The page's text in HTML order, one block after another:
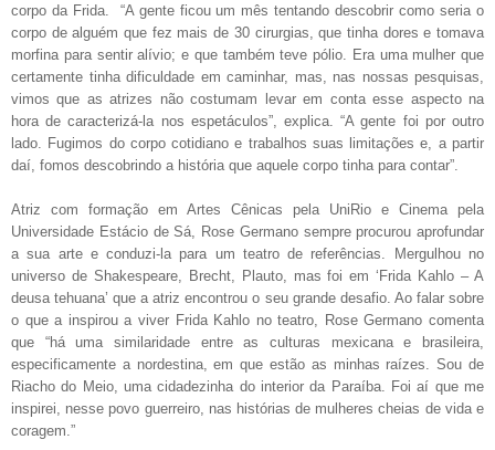
corpo da Frida.
“A gente ficou um mês tentando descobrir como seria o
corpo de alguém que fez mais de 30 cirurgias, que tinha dores e tomava
morfina para sentir alívio; e que também teve pólio. Era uma mulher que
certamente tinha dificuldade em caminhar, mas, nas nossas pesquisas,
vimos que as atrizes não costumam levar em conta esse aspecto na
hora de caracterizá-la nos espetáculos”, explica. “A gente foi por outro
lado. Fugimos do corpo cotidiano e trabalhos suas limitações e, a partir
daí, fomos descobrindo a história que aquele corpo tinha para contar”.
Atriz com formação em Artes Cênicas pela UniRio e Cinema pela
Universidade Estácio de Sá, Rose Germano sempre procurou aprofundar
a sua arte e conduzi-la para um teatro de referências. Mergulhou no
universo de Shakespeare, Brecht, Plauto, mas foi em ‘Frida Kahlo – A
deusa tehuana’ que a atriz encontrou o seu grande desafio. Ao falar sobre
o que a inspirou a viver Frida Kahlo no teatro, Rose Germano comenta
que “há uma similaridade entre as culturas mexicana e brasileira,
especificamente a nordestina, em que estão as minhas raízes. Sou de
Riacho do Meio, uma cidadezinha do interior da Paraíba. Foi aí que me
inspirei, nesse povo guerreiro, nas histórias de mulheres cheias de vida e
coragem.”